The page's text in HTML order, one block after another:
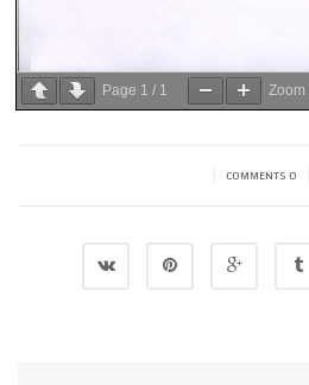
Page 1 / 1 Zoom
0 COMMENTS